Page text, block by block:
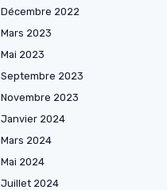
Décembre 2022
Mars 2023
Mai 2023
Septembre 2023
Novembre 2023
Janvier 2024
Mars 2024
Mai 2024
Juillet 2024